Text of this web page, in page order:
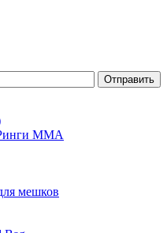
Ринги ММА
мешков